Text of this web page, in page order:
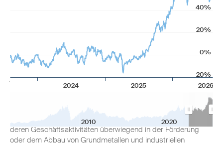
2024 2025 2026
-20%
0%
20%
40%
2010 2020
Anlageziel
weltweit mindestens 70% seines Gesamtvermögens in
Aktienwerte von Bergbau- und Metallgesellschaften anlegt,
deren Geschäftsaktivitäten überwiegend in der Förderung
oder dem Abbau von Grundmetallen und industriellen